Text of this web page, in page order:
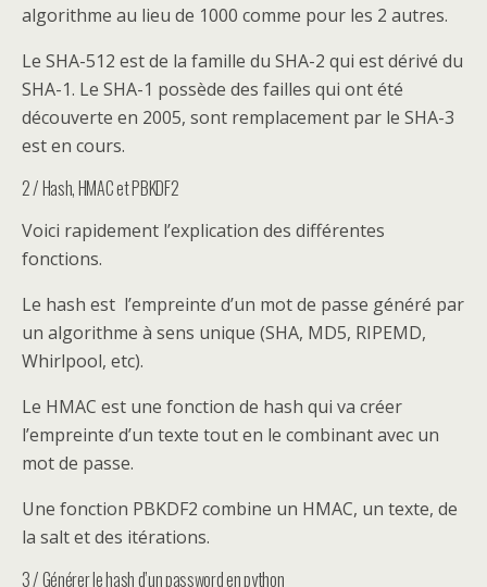
algorithme au lieu de 1000 comme pour les 2 autres.
Le SHA-512 est de la famille du SHA-2 qui est dérivé du
SHA-1. Le SHA-1 possède des failles qui ont été
découverte en 2005, sont remplacement par le SHA-3
est en cours.
2 / Hash, HMAC et PBKDF2
Voici rapidement l’explication des différentes
fonctions.
Le hash est l’empreinte d’un mot de passe généré par
un algorithme à sens unique (SHA, MD5, RIPEMD,
Whirlpool, etc).
Le HMAC est une fonction de hash qui va créer
l’empreinte d’un texte tout en le combinant avec un
mot de passe.
Une fonction PBKDF2 combine un HMAC, un texte, de
la salt et des itérations.
3 / Générer le hash d’un password en python